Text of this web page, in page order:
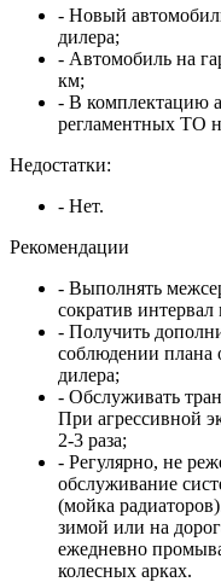
- Новый
дилера;
- Автомобиль на
км;
- В комплектацию
регламентных ТО
Недостатки:
- Нет.
Рекомендации
- Выполнять
сократив
- Получить
соблюдении плана
дилера;
- Обслуживать
При агрессивной
2-3 раза;
- Регулярно, не
обслуживание
(мойка
зимой или на
ежедневно
колесных арках.